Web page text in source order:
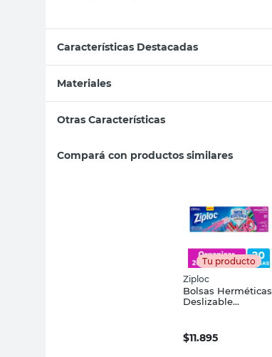
Características Destacadas
Materiales
Otras Características
Compará con productos similares
Tu producto
Ziploc
Bolsas Herméticas
Deslizable
Transparente 20
Un Ziploc
$11.895